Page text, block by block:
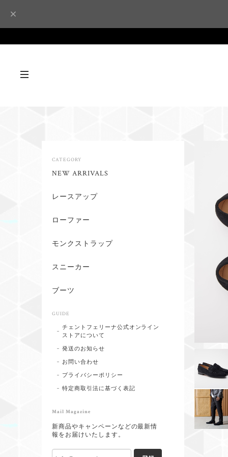
CATEGORY
NEW ARRIVALS
レースアップ
ローファー
モンクストラップ
スニーカー
ブーツ
GUIDE
チェントフェリーナ公式オンライン
ストアについて
発送のお知らせ
お問い合わせ
プライバシーポリシー
特定商取引法に基づく表記
Mail Magazine
新商品やキャンペーンなどの最新情
報をお届けいたします。